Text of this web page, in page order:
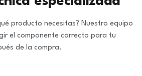
producto necesitas? Nuestro equipo
el componente correcto para tu
de la compra.